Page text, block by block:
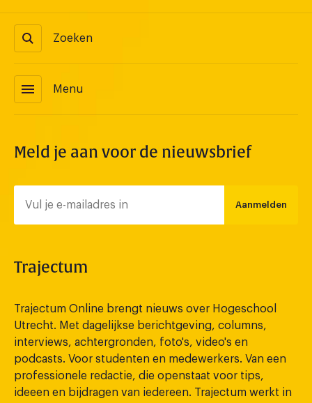
Zoeken
menu Menu
Meld je aan voor de nieuwsbrief
Aanmelden
Trajectum
Trajectum Online brengt nieuws over Hogeschool
Utrecht. Met dagelijkse berichtgeving, columns,
interviews, achtergronden, foto's, video's en
podcasts. Voor studenten en medewerkers. Van een
professionele redactie, die openstaat voor tips,
ideeen en bijdragen van iedereen. Trajectum werkt in